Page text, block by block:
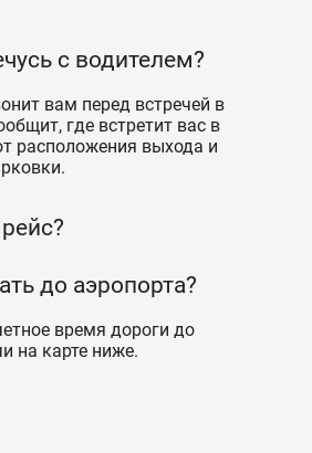
с водителем?
вам перед встречей в
где встретит вас в
расположения выхода и
до аэропорта?
время дороги до
на карте ниже.